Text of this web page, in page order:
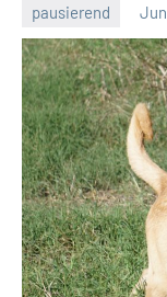
pausierend
Petra